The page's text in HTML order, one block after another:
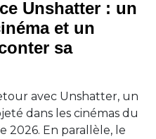
Unshatter : un
et un
sa
avec Unshatter, un
dans les cinémas du
2026. En parallèle, le